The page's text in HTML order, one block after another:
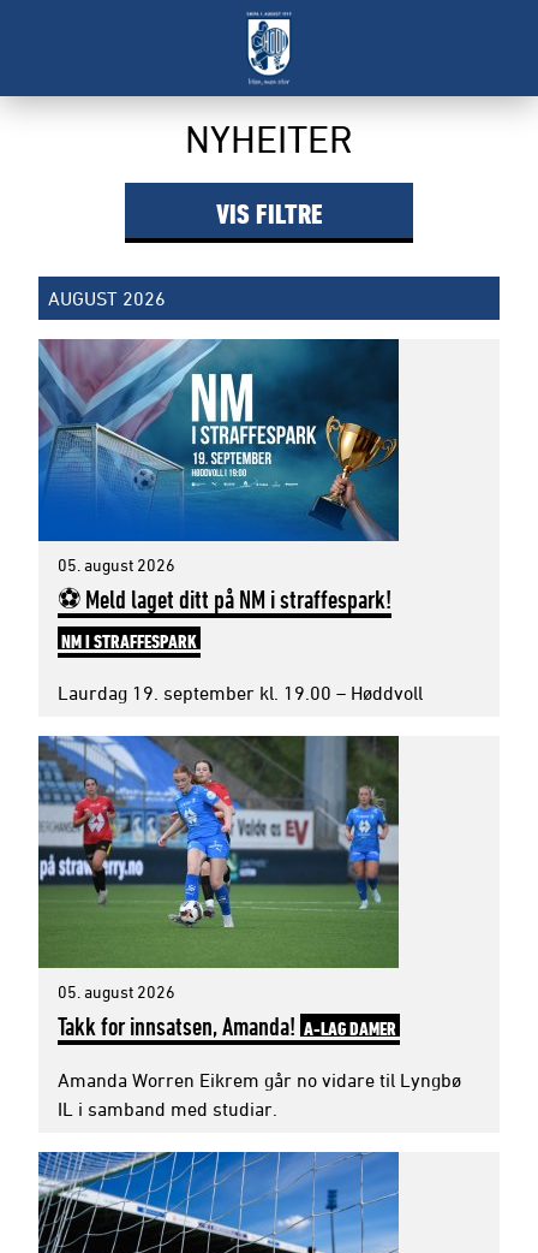
NYHEITER
AUGUST 2026
05. august 2026
⚽ Meld laget ditt på NM i straffespark!
NM I STRAFFESPARK
Laurdag 19. september kl. 19.00 – Høddvoll
05. august 2026
Takk for innsatsen, Amanda! A-LAG DAMER
Amanda Worren Eikrem går no vidare til Lyngbø
IL i samband med studiar.
VISFILTRE